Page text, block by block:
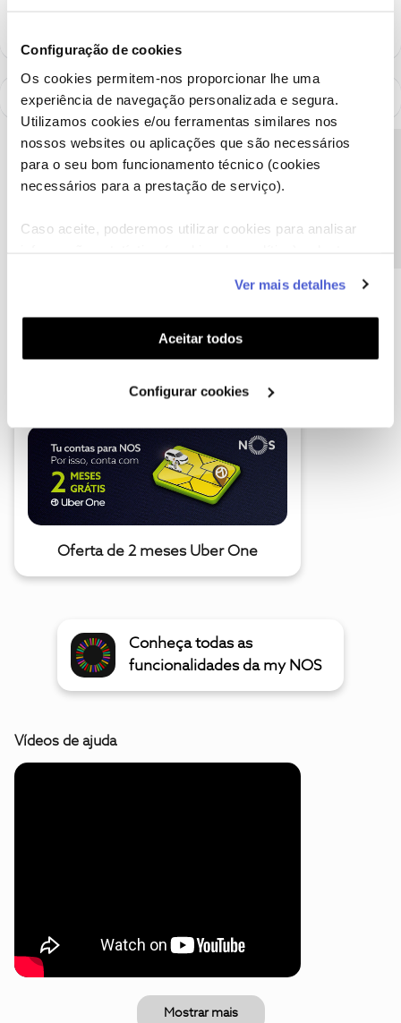
Configuração de cookies
Os cookies permitem-nos proporcionar lhe uma
experiência de navegação personalizada e segura.
Utilizamos cookies e/ou ferramentas similares nos
nossos websites ou aplicações que são necessários
para o seu bom funcionamento técnico (cookies
necessários para a prestação de serviço).
Caso aceite, poderemos utilizar cookies para analisar
funcionalidades (cookies de personalização e
funcionalidade) e adaptar anúncios aos seus interesses
(cookies de publicidade personalizada). Pode gerir a
utilização dos cookies clicando em "Configurar
Ver mais detalhes
Aceitar todos
Configurar cookies
A poupança que COMBINA
Oferta de 2 meses Uber One
Conheça todas as
funcionalidades da my NOS
Vídeos de ajuda
Mostrar mais